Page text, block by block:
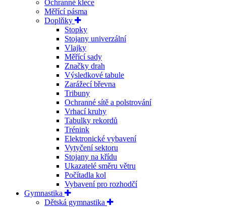
Ochranné klece
Měřící pásma
Doplňky
Stopky
Stojany univerzální
Vlajky
Měřící sady
Značky drah
Výsledkové tabule
Zarážecí břevna
Tribuny
Ochranné sítě a polstrování
Vrhací kruhy
Tabulky rekordů
Trénink
Elektronické vybavení
Vytyčení sektoru
Stojany na křídu
Ukazatelé směru větru
Počítadla kol
Vybavení pro rozhodčí
Gymnastika
Dětská gymnastika